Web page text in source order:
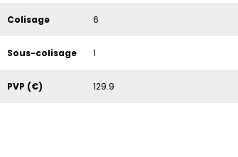
Colisage 6
Sous-colisage 1
PVP (€) 129.9